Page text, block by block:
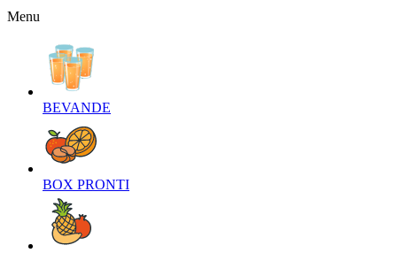
Menu
BEVANDE‎
BOX PRONTI‎